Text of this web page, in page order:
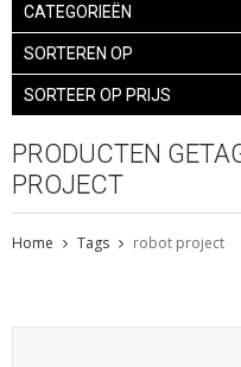
CATEGORIEËN
SORTEREN OP
SORTEER OP PRIJS
PRODUCTEN
PROJECT
Home Tags robot project